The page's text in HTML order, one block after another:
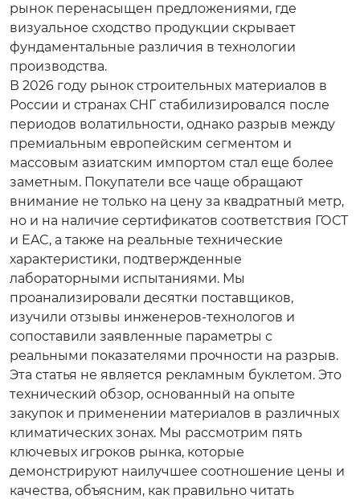
рынок перенасыщен предложениями, где
визуальное сходство продукции скрывает
фундаментальные различия в технологии
производства.
В 2026 году рынок строительных материалов в
России и странах СНГ стабилизировался после
периодов волатильности, однако разрыв между
премиальным европейским сегментом и
массовым азиатским импортом стал еще более
заметным. Покупатели все чаще обращают
внимание не только на цену за квадратный метр,
но и на наличие сертификатов соответствия ГОСТ
и EAC, а также на реальные технические
характеристики, подтвержденные
лабораторными испытаниями. Мы
проанализировали десятки поставщиков,
изучили отзывы инженеров-технологов и
сопоставили заявленные параметры с
реальными показателями прочности на разрыв.
Эта статья не является рекламным буклетом. Это
технический обзор, основанный на опыте
закупок и применении материалов в различных
климатических зонах. Мы рассмотрим пять
ключевых игроков рынка, которые
демонстрируют наилучшее соотношение цены и
качества, объясним, как правильно читать